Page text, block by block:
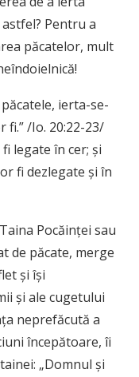
Pentru a
păcatelor, mult
ierta-se-
/Io. 20:22-23/
legate în cer; și
fi dezlegate și în
Pocăinței sau
de păcate, merge
și își
și ale cugetului
neprefăcută a
începătoare, îi
„Domnul și